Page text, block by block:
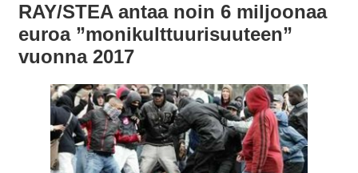
RAY/STEA antaa noin 6 miljoonaa
euroa ”monikulttuurisuuteen”
vuonna 2017